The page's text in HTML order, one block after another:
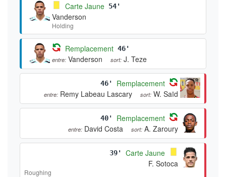
Carte Jaune 54'
Vanderson
Holding
Remplacement 46'
entre: Vanderson sort: J. Teze
46' Remplacement
entre: Remy Labeau Lascary sort: W. Saïd
40' Remplacement
entre: David Costa sort: A. Zaroury
39'
Carte Jaune
F. Sotoca
Roughing